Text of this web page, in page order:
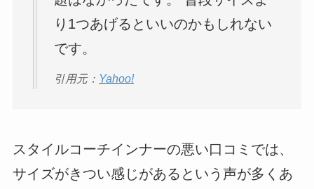
り1つあげるといいのかもしれない
です。
引用元： Yahoo!
スタイルコーチインナーの悪い口コミでは、
サイズがきつい感じがあるという声が多くあ